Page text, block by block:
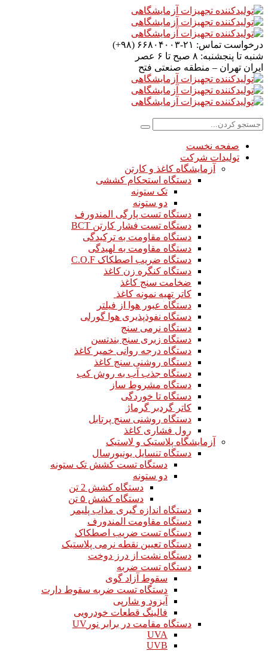
درخواست تماس: ۲۱-۶۶۸۰۴۰۰۳ (۹۸+)
شنبه تا پنجشنبه: ۸ صبح تا ۶ عصر
ایران تهران – منطقه صنعتی فتح
صفحه نخست
تولیدات شرکت
آزمایشگاه کاغذ و کارتن
دستگاه استحکام کششی
تک ستونه
دو ستونه
دستگاه تست پارگی المندورف
دستگاه تست فشار کارتن BCT
دستگاه مقاومت به ترکیدگی
دستگاه مقاومت به لهیدگی
دستگاه ضریب اصطکاک C.O.F
دستگاه کنگره زن کاغذ
ضخامت سنج کاغذ
کاتر تهیه نمونه کاغذ
دستگاه عبور هوا از فیلتر
دستگاه نفوذپذیری هوا گورلی
دستگاه نرمی سنج
دستگاه زبری سنج بندتسن
دستگاه درجه روانی خمیر کاغذ
دستگاه روشنی سنج کاغذ
دستگاه جذب آب به روش کب
دستگاه مشروط ساز
دستگاه تا خوردگی
کاتر گردبر گرماژ
دستگاه روشنی سنج پرتابل
رول فشاری کاغذ
آزمایشگاه پلاستیک و لاستیک
دستگاه تنسایل یونیورسال
دستگاه تست کشش تک ستونه
دو ستونه
دستگاه کشش 2 تن
دستگاه کشش ۵ تن
دستگاه اندازه گیری مذاب پلیمر
دستگاه مقاومت المندورف
دستگاه تست ضریب اصطکاک
دستگاه تعیین نقطه نرمی پلاستیک
دستگاه نشت از درز دوخت
دستگاه تست ضربه
سقوط آزاد گوی
دستگاه تست ضربه سقوط دارت
آیزود و شارپی
فالینگ قطعات خودرویی
دستگاه مقامت در برابر نورUV
UVA
UVB